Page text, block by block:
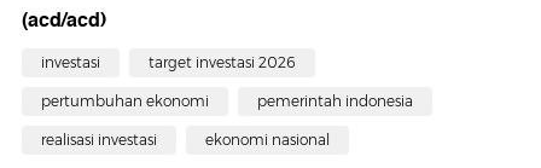
(acd/acd)
investasi target investasi 2026
pertumbuhan ekonomi pemerintah indonesia
realisasi investasi ekonomi nasional